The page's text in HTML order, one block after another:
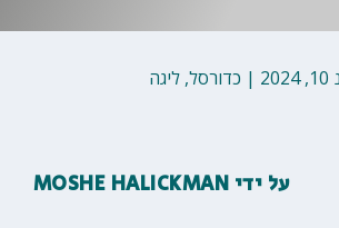
| כדורסל,ליגה
על ידי MOSHE HALICKMAN